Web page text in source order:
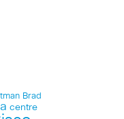
Brad
centre